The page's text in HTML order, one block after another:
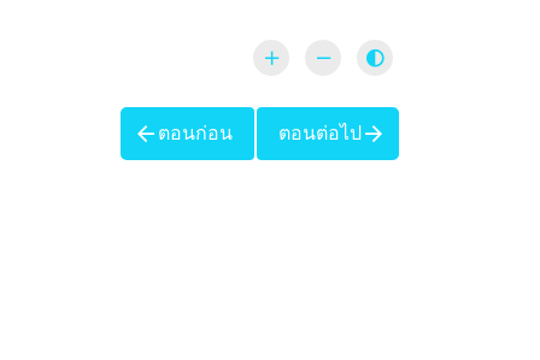
ตอนก่อน ตอนต่อไป